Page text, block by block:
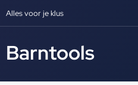
Alles voor je klus
Barntools